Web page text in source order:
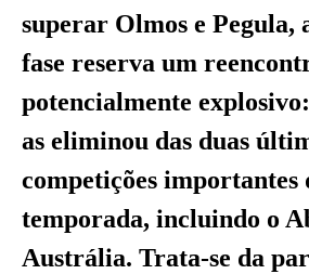
superar Olmos e Pegula,
fase reserva um
potencialmente
as eliminou das duas
competições importantes
temporada, incluindo o
Austrália. Trata-se da